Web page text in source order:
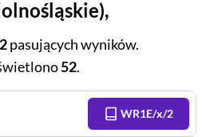
),
pasujących wyników.
52.
WR1E/x/2